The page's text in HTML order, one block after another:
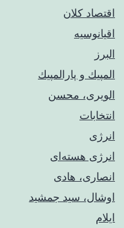
اقتصاد کلان
اقیانوسیه
البرز
المپيك و پارالمپيك
الویری، محسن
انتخابات
انرژی
انرژی هسته‌ای
انصاری، هادی
اوشال، سید جمشید
ایلام